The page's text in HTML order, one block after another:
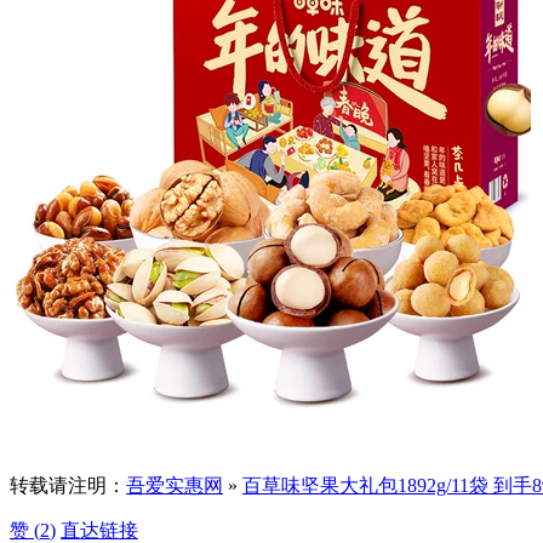
转载请注明： 吾爱实惠网 » 百草味坚果大礼包1892g/11袋 到手
赞 (2) 直达链接